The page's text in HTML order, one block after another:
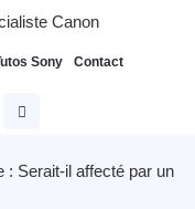
Canon
Sony Contact
: Serait-il affecté par un